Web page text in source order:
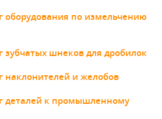
оборудования по измельчению
зубчатых шнеков для дробилок
наклонителей и желобов
деталей к промышленному